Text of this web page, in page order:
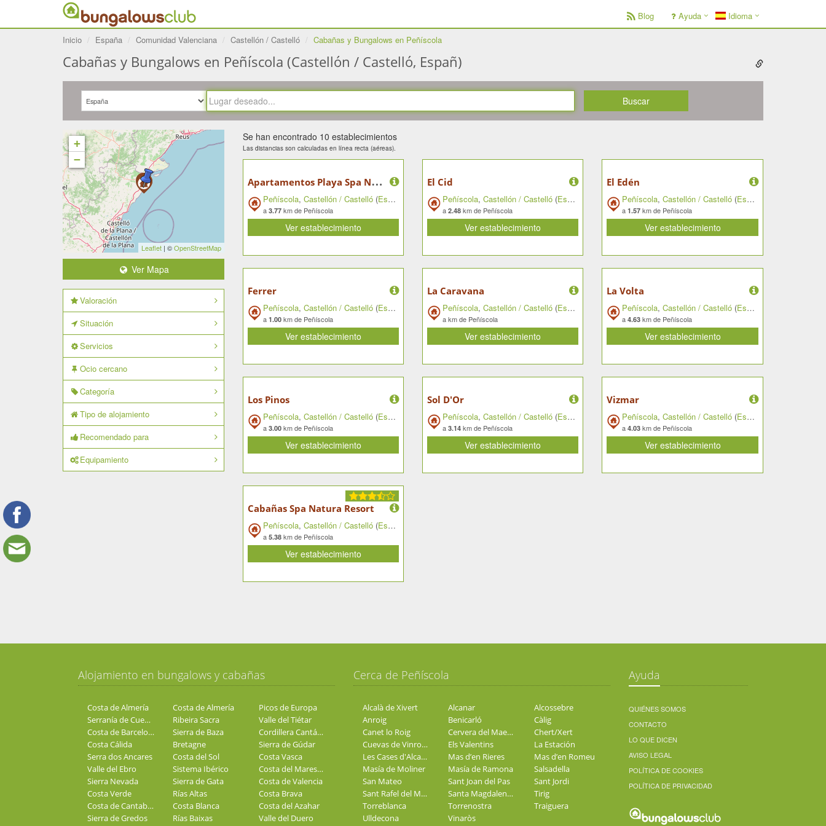
Blog Ayuda Idioma
Inicio España Comunidad Valenciana Castellón / Castelló Cabañas y Bungalows en Peñíscola
Cabañas y Bungalows en Peñíscola (Castellón / Castelló, Españ)
Buscar
Se han encontrado 10 establecimientos
Las distancias son calculadas en línea recta (aéreas).
A
partamentos Playa Spa Natura Resort
Peñíscola, Castellón / Castelló(España
a 3.77km de Peñíscola
Ver establecimiento
El Cid
Peñíscola, Castellón / Castelló(España
a 2.48km de Peñíscola
Ver establecimiento
El Edén
Peñíscola,Castellón / Castelló (España
a1.57 km de Peñíscola
Ver establecimiento
Ferrer
Peñíscola, Castellón / Castelló(España
a 1.00km de Peñíscola
Ver establecimiento
La Caravana
Peñíscola, Castellón / Castelló(España
akm de Peñíscola
Ver establecimiento
La Volta
Peñíscola,Castellón / Castelló (España
a4.63 km de Peñíscola
Ver establecimiento
Los Pinos
Peñíscola, Castellón / Castelló(España
a 3.00km de Peñíscola
Ver establecimiento
Sol D'Or
Peñíscola, Castellón / Castelló(España
a 3.14km de Peñíscola
Ver establecimiento
Vizmar
Peñíscola,Castellón / Castelló (España
a4.03 km de Peñíscola
Ver establecimiento
Cabañas Spa Natura Resort
Peñíscola, Castellón / Castelló(España
a 5.38km de Peñíscola
Ver establecimiento
+
−
Leaflet| ©OpenStreetMap
Ver Mapa
Valoración
Situación
Servicios
Ocio cercano
Categoría
Tipo de alojamiento
Recomendado para
Equipamiento
Alojamiento en bungalows y cabañas
Costa de Almería Costa de Almería
Picos de Europa
Serranía de Cuenca
Ribeira Sacra
Valle del Tiétar
Costa de Barcelona
Sierra de Baza
Cordillera Cantábrica
Costa Cálida
Bretagne
Sierra de Gúdar
Serra dos Ancares
Costa del Sol
Costa Vasca
Valle del Ebro
Sistema Ibérico
Costa del Maresme
Sierra Nevada
Sierra de Gata
Costa de Valencia
Costa Verde
Rías Altas
Costa Brava
Costa de Cantabria
Costa Blanca
Costa del Azahar
Sierra de Gredos
Rías Baixas
Valle del Duero
Cerca de Peñíscola
Alcalà de Xivert Alcanar
Alcossebre
Anroig
Benicarló
Càlig
Canet lo Roig
Cervera del Maestre
Chert/Xert
Cuevas de Vinromá
Els Valentins
La Estación
Les Cases d'Alcanar
Mas d’en Rieres
Mas d’en Romeu
Masía de Moliner
Masía de Ramona
Salsadella
San Mateo
Sant Joan del Pas
Sant Jordi
Sant Rafel del Maestrat
Santa Magdalena de Pulpis
Tirig
Torreblanca
Torrenostra
Traiguera
Ulldecona
Vinaròs
Ayuda
QUIÉNES SOMOS
CONTACTO
LO QUE DICEN
AVISO LEGAL
POLÍTICA DE COOKIES
POLÍTICA DE PRIVACIDAD